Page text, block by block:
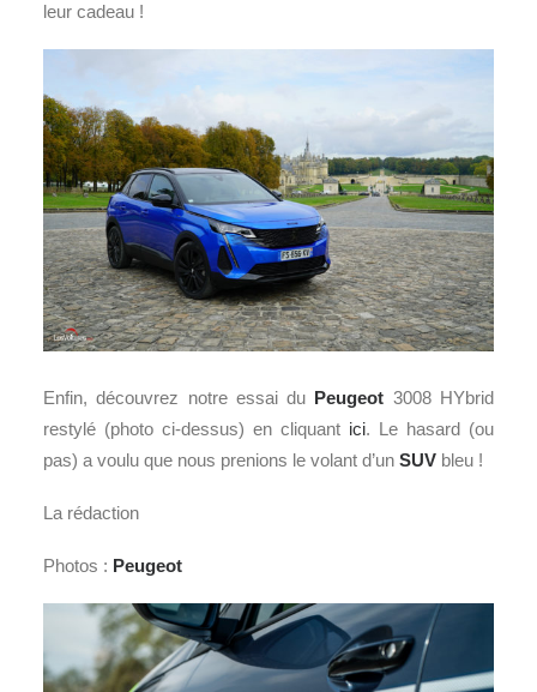
leur cadeau !
Enfin, découvrez notre essai du Peugeot 3008 HYbrid
restylé (photo ci-dessus) en cliquant ici. Le hasard (ou
pas) a voulu que nous prenions le volant d’un SUV bleu !
La rédaction
Photos : Peugeot